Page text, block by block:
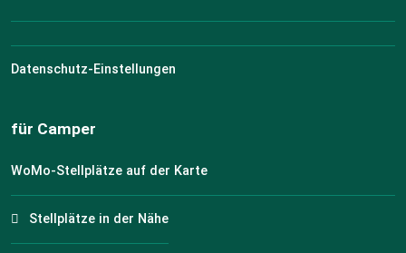
Datenschutz-Einstellungen
für Camper
WoMo-Stellplätze auf der Karte
Stellplätze in der Nähe